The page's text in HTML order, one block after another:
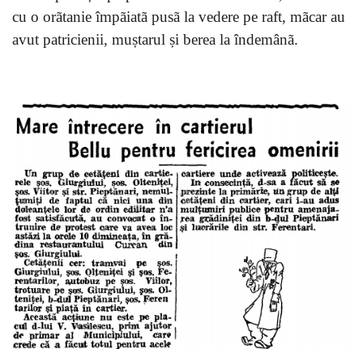
cu o orãtanie împãiatã pusã la vedere pe raft, mãcar au
avut patricienii, muștarul și berea la îndemânã.